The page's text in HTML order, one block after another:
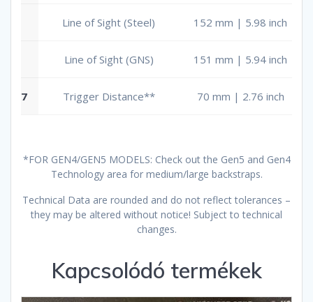
Line of Sight (Steel) 152 mm | 5.98 inch
Line of Sight (GNS) 151 mm | 5.94 inch
7 Trigger Distance** 70 mm | 2.76 inch
*FOR GEN4/GEN5 MODELS: Check out the Gen5 and Gen4
Technology area for medium/large backstraps.
Technical Data are rounded and do not reflect tolerances –
they may be altered without notice! Subject to technical
changes.
Kapcsolódó termékek